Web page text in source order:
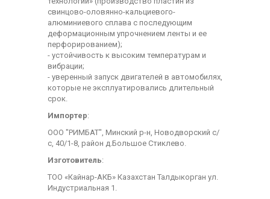
свинцово-оловянно-кальциевого-
алюминиевого сплава с последующим
деформационным упрочнением ленты и ее
перфорированием);
- устойчивость к высоким температурам и
вибрации;
- уверенный запуск двигателей в автомобилях,
которые не эксплуатировались длительный
срок.
Импортер:
ООО "РИМБАТ", Минский р-н, Новодворский с/
с, 40/1-8, район д.Большое Стиклево.
Изготовитель:
ТОО «Кайнар-АКБ» Казахстан Талдыкорган ул.
Индустриальная 1.